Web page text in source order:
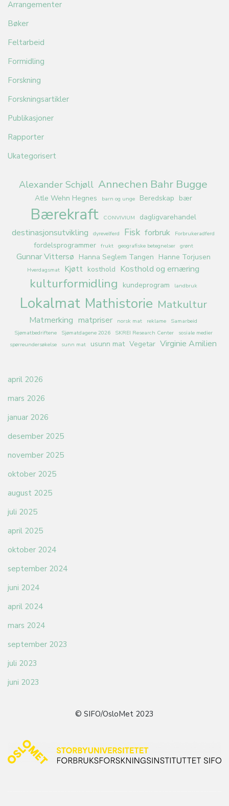
Arrangementer
Bøker
Feltarbeid
Formidling
Forskning
Forskningsartikler
Publikasjoner
Rapporter
Ukategorisert
Alexander Schjøll Annechen Bahr Bugge
Atle Wehn Hegnes barn og unge Beredskap bær
Bærekraft CONVIVIUM dagligvarehandel
destinasjonsutvikling dyrevelferd Fisk forbruk Forbrukeradferd
fordelsprogrammer frukt geografiske betegnelser grønt
Gunnar Vittersø Hanna Seglem Tangen Hanne Torjusen
Hverdagsmat Kjøtt kosthold Kosthold og ernæring
kulturformidling kundeprogram landbruk
Lokalmat Mathistorie Matkultur
Matmerking matpriser norsk mat reklame
Samarbeid
Sjømatbedriftene
Sjømatdagene 2026 SKREI Research Center
sosiale medier
spørreundersøkelse
sunn mat usunn mat Vegetar Virginie Amilien
april 2026
mars 2026
januar 2026
desember 2025
november 2025
oktober 2025
august 2025
juli 2025
april 2025
oktober 2024
september 2024
juni 2024
april 2024
mars 2024
september 2023
juli 2023
juni 2023
© SIFO/OsloMet 2023